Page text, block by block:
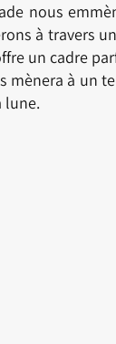
nous
à travers
un cadre
mènera à un
lune.